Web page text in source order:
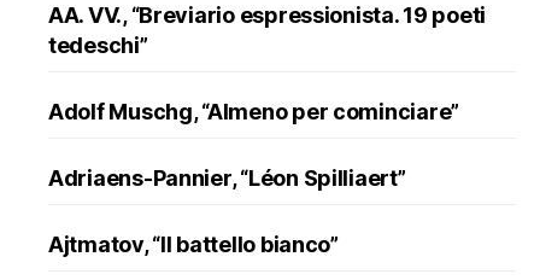
AA. VV., “Breviario espressionista. 19 poeti
tedeschi”
Adolf Muschg, “Almeno per cominciare”
Adriaens-Pannier, “Léon Spilliaert”
Ajtmatov, “Il battello bianco”